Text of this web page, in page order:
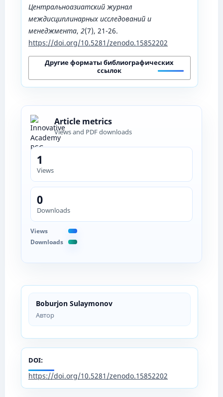
Boburjon Sulaymonov
Автор
DOI:
https://doi.org/10.5281/zenodo.15852202
Центральноазиатский журнал
междисциплинарных исследований и
менеджмента, 2(7), 21-26.
https://doi.org/10.5281/zenodo.15852202
Другие форматы библиографических
ссылок
Article metrics
Views and PDF downloads
1
Views
0
Downloads
Views
Downloads